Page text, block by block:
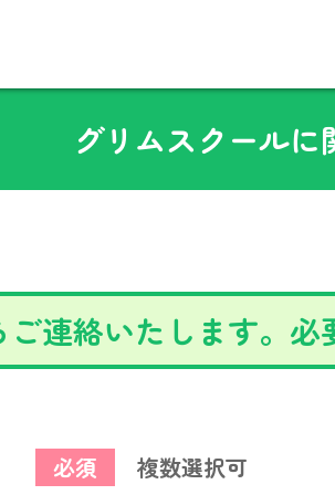
グリムスクール
連絡いたします。
必須 複数選択可